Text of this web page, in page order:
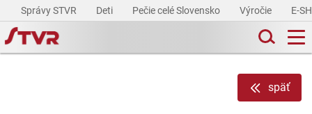
Správy STVR Deti Pečie celé Slovensko Výročie E-
späť